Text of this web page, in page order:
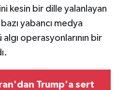
kesin bir dille yalanlayan
yabancı medya
operasyonlarının bir
Trump'a sert